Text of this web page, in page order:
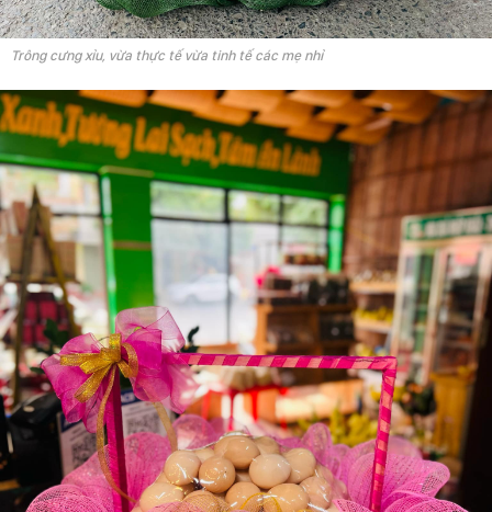
Trông cưng xỉu, vừa thực tế vừa tinh tế các mẹ nhỉ